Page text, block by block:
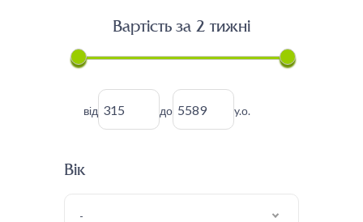
Вартість за 2 тижні
від до y.о.
Вік
-